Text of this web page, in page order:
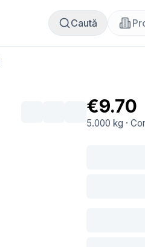
Caută
€9.70
5.000 kg ·